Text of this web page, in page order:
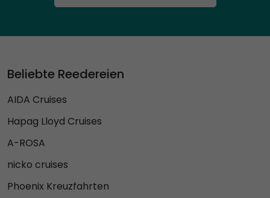
Beliebte Reedereien
AIDA Cruises
Hapag Lloyd Cruises
A-ROSA
nicko cruises
Phoenix Kreuzfahrten